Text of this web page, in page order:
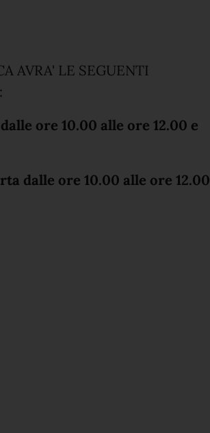
AVRA' LE SEGUENTI
ore 10.00 alle ore 12.00 e
dalle ore 10.00 alle ore 12.00